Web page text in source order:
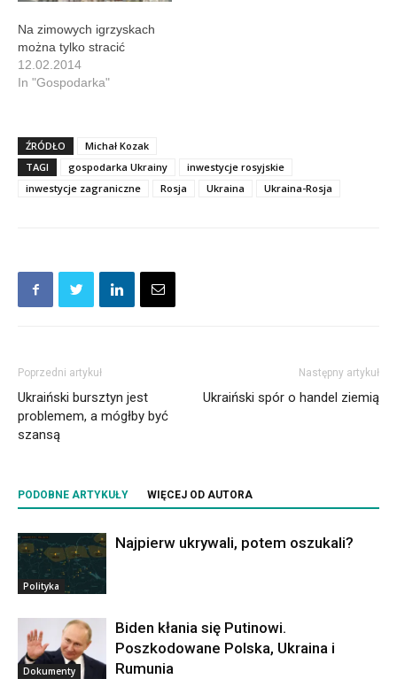
Na zimowych igrzyskach
można tylko stracić
12.02.2014
In "Gospodarka"
ŹRÓDŁO
Michał Kozak
TAGI
gospodarka Ukrainy
inwestycje rosyjskie
inwestycje zagraniczne
Rosja Ukraina Ukraina-Rosja
Poprzedni artykuł
Ukraiński bursztyn jest
problemem, a mógłby być
szansą
Następny artykuł
Ukraiński spór o handel ziemią
PODOBNE ARTYKUŁY WIĘCEJ OD AUTORA
Polityka
Najpierw ukrywali, potem oszukali?
Dokumenty
Biden kłania się Putinowi.
Poszkodowane Polska, Ukraina i
Rumunia